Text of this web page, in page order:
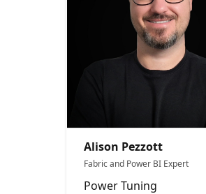
Alison Pezzott
Fabric and Power BI Expert
Power Tuning